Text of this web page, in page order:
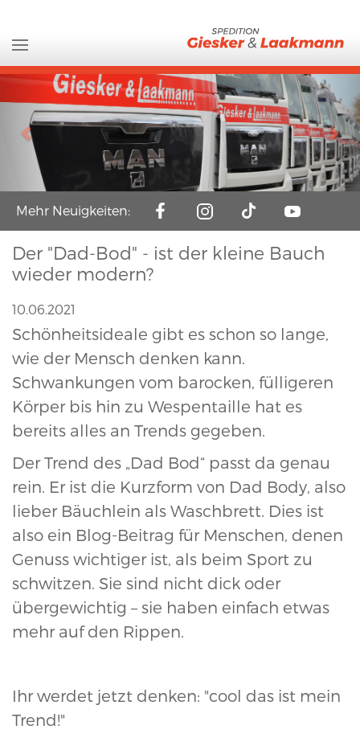
Previous
Mehr Neuigkeiten:
Der "Dad-Bod" - ist der kleine Bauch
wieder modern?
10.06.2021
Schönheitsideale gibt es schon so lange,
wie der Mensch denken kann.
Schwankungen vom barocken, fülligeren
Körper bis hin zu Wespentaille hat es
bereits alles an Trends gegeben.
Der Trend des „Dad Bod“ passt da genau
rein. Er ist die Kurzform von Dad Body, also
lieber Bäuchlein als Waschbrett. Dies ist
also ein Blog-Beitrag für Menschen, denen
Genuss wichtiger ist, als beim Sport zu
schwitzen. Sie sind nicht dick oder
übergewichtig – sie haben einfach etwas
mehr auf den Rippen.
Ihr werdet jetzt denken: "cool das ist mein
Trend!"